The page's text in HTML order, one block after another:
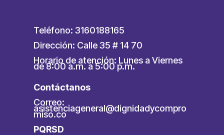
Teléfono: 3160188165
Dirección: Calle 35 # 14 70
Horario de atención: Lunes a Viernes
de 8:00 a.m. a 5:00 p.m.
Contáctanos
Correo:
asistenciageneral@dignidadycompro
miso.co
PQRSD